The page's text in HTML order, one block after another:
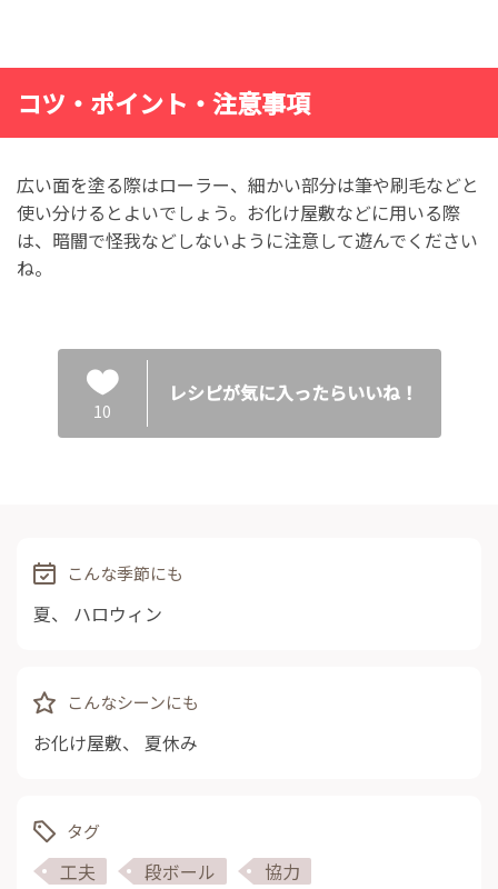
コツ・ポイント・注意事項
広い面を塗る際はローラー、細かい部分は筆や刷毛などと
使い分けるとよいでしょう。お化け屋敷などに用いる際
は、暗闇で怪我などしないように注意して遊んでください
ね。
10
レシピが気に入ったらいいね！
こんな季節にも
夏、 ハロウィン
こんなシーンにも
お化け屋敷、 夏休み
タグ
工夫 段ボール 協力